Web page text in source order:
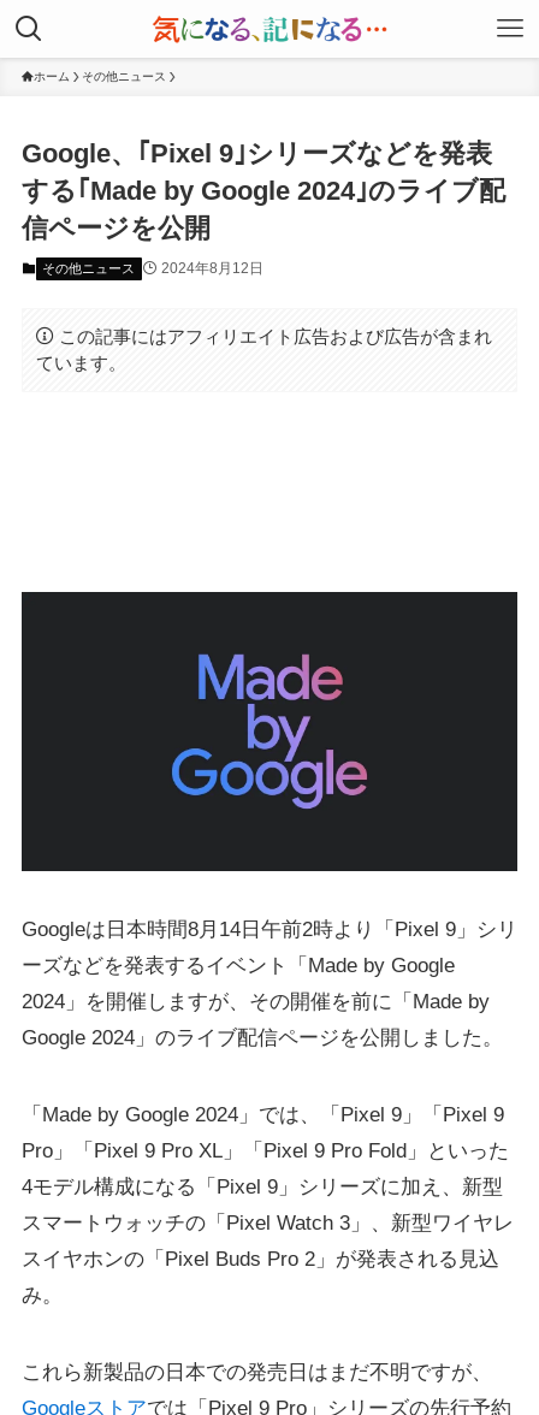
ホーム その他ニュース
Google、｢Pixel 9｣シリーズなどを発表
する｢Made by Google 2024｣のライブ配
信ページを公開
その他ニュース 2024年8月12日
この記事にはアフィリエイト広告および広告が含まれ
ています。
Googleは日本時間8月14日午前2時より「Pixel 9」シリ
ーズなどを発表するイベント「Made by Google
2024」を開催しますが、その開催を前に「Made by
Google 2024」のライブ配信ページを公開しました。
「Made by Google 2024」では、「Pixel 9」「Pixel 9
Pro」「Pixel 9 Pro XL」「Pixel 9 Pro Fold」といった
4モデル構成になる「Pixel 9」シリーズに加え、新型
スマートウォッチの「Pixel Watch 3」、新型ワイヤレ
スイヤホンの「Pixel Buds Pro 2」が発表される見込
み。
これら新製品の日本での発売日はまだ不明ですが、
Googleストアでは「Pixel 9 Pro」シリーズの先行予約